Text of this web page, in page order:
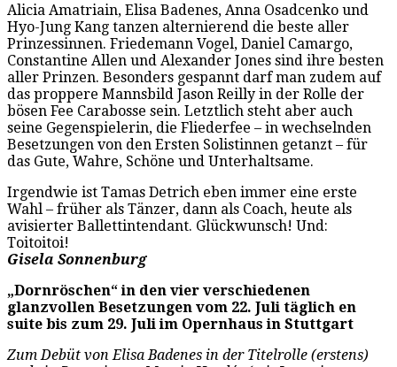
Alicia Amatriain, Elisa Badenes, Anna Osadcenko und
Hyo-Jung Kang tanzen alternierend die beste aller
Prinzessinnen. Friedemann Vogel, Daniel Camargo,
Constantine Allen und Alexander Jones sind ihre besten
aller Prinzen. Besonders gespannt darf man zudem auf
das proppere Mannsbild Jason Reilly in der Rolle der
bösen Fee Carabosse sein. Letztlich steht aber auch
seine Gegenspielerin, die Fliederfee – in wechselnden
Besetzungen von den Ersten Solistinnen getanzt – für
das Gute, Wahre, Schöne und Unterhaltsame.
Irgendwie ist Tamas Detrich eben immer eine erste
Wahl – früher als Tänzer, dann als Coach, heute als
avisierter Ballettintendant. Glückwunsch! Und:
Toitoitoi!
Gisela Sonnenburg
„Dornröschen“ in den vier verschiedenen
glanzvollen Besetzungen vom 22. Juli täglich en
suite bis zum 29. Juli im Opernhaus in Stuttgart
Zum Debüt von Elisa Badenes in der Titelrolle (erstens)